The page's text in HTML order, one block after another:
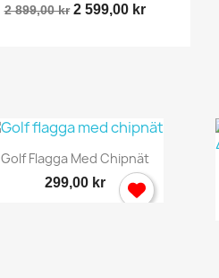
2 899,00 kr 2 599,00 kr
Snabbvy
Golf Flagga Med Chipnät
299,00 kr